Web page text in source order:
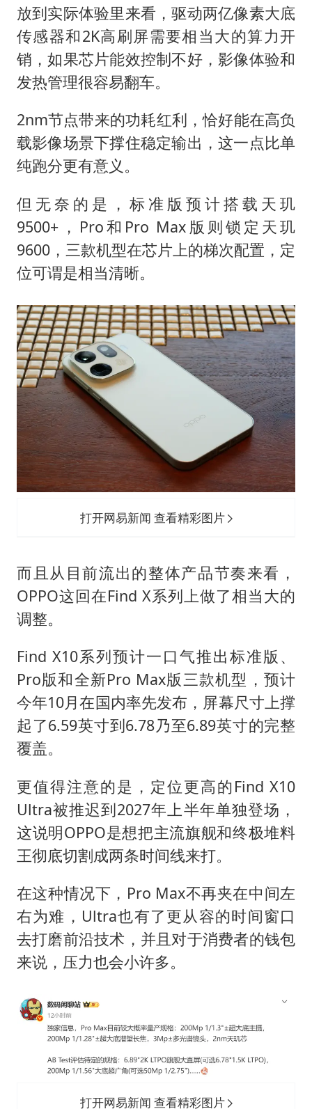
放到实际体验里来看，驱动两亿像素大底
传感器和2K高刷屏需要相当大的算力开
销，如果芯片能效控制不好，影像体验和
发热管理很容易翻车。
2nm节点带来的功耗红利，恰好能在高负
载影像场景下撑住稳定输出，这一点比单
纯跑分更有意义。
但无奈的是，标准版预计搭载天玑
9500+，Pro和Pro Max版则锁定天玑
9600，三款机型在芯片上的梯次配置，定
位可谓是相当清晰。
打开网易新闻 查看精彩图片
而且从目前流出的整体产品节奏来看，
OPPO这回在Find X系列上做了相当大的
调整。
Find X10系列预计一口气推出标准版、
Pro版和全新Pro Max版三款机型，预计
今年10月在国内率先发布，屏幕尺寸上撑
起了6.59英寸到6.78乃至6.89英寸的完整
覆盖。
更值得注意的是，定位更高的Find X10
Ultra被推迟到2027年上半年单独登场，
这说明OPPO是想把主流旗舰和终极堆料
王彻底切割成两条时间线来打。
在这种情况下，Pro Max不再夹在中间左
右为难，Ultra也有了更从容的时间窗口
去打磨前沿技术，并且对于消费者的钱包
来说，压力也会小许多。
打开网易新闻 查看精彩图片